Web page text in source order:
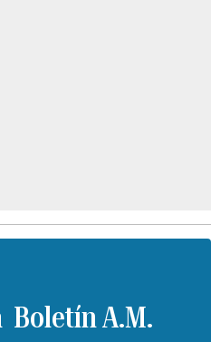
Boletín A.M.